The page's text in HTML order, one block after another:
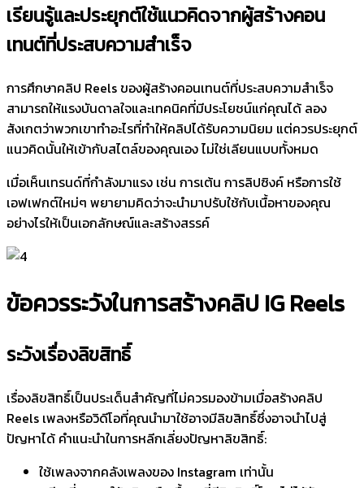
เรียนรู้และประยุกต์ใช้แนวคิดจากผู้สร้างคอน
เทนต์ที่ประสบความสำเร็จ
การศึกษาคลิป Reels ของผู้สร้างคอนเทนต์ที่ประสบความสำเร็จ
สามารถให้แรงบันดาลใจและเทคนิคที่มีประโยชน์แก่คุณได้ ลอง
สังเกตว่าพวกเขาทำอะไรที่ทำให้คลิปได้รับความนิยม แต่ควรประยุกต์
แนวคิดนั้นให้เข้ากับสไตล์ของคุณเอง ไม่ใช่เลียนแบบทั้งหมด
เมื่อเห็นเทรนด์ที่กำลังมาแรง เช่น การเต้น การลิปซิงค์ หรือการใช้
เอฟเฟกต์ใหม่ๆ พยายามคิดว่าจะนำมาปรับใช้กับเนื้อหาของคุณ
อย่างไรให้เป็นเอกลักษณ์และสร้างสรรค์
ข้อควรระวังในการสร้างคลิป IG Reels
ระวังเรื่องลิขสิทธิ์
เรื่องลิขสิทธิ์เป็นประเด็นสำคัญที่ไม่ควรมองข้ามเมื่อสร้างคลิป
Reels เพลงหรือวิดีโอที่คุณนำมาใช้อาจมีลิขสิทธิ์ซึ่งอาจนำไปสู่
ปัญหาได้ คำแนะนำในการหลีกเลี่ยงปัญหาลิขสิทธิ์:
ใช้เพลงจากคลังเพลงของ Instagram เท่านั้น